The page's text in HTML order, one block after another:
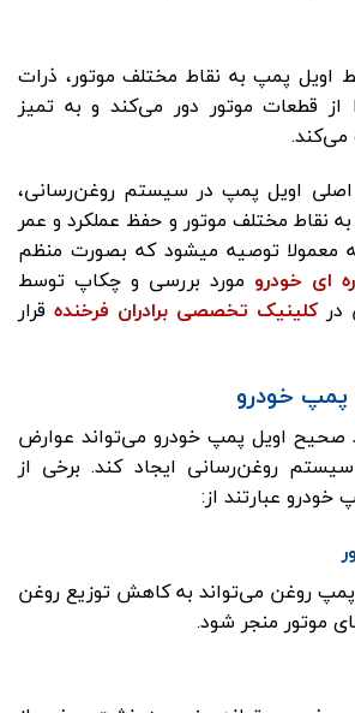
پمپ به نقاط مختلف موتور، ذرات
از قطعات موتور دور می‌کند و به تمیز
اویل پمپ در سیستم روغن‌رسانی،
نقاط مختلف موتور و حفظ عملکرد و عمر
معمولا توصیه میشود که بصورت منظم
ای خودرو مورد بررسی و چکاپ توسط
کلینیک تخصصی برادران فرخنده قرار
پمپ خودرو
صحیح اویل پمپ خودرو می‌تواند عوارض
روغن‌رسانی ایجاد کند. برخی از
خودرو عبارتند از:
روغن می‌تواند به کاهش توزیع روغن
موتور منجر شود.